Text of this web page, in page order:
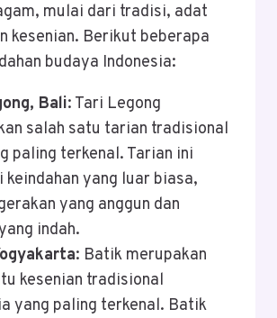
mulai dari tradisi, adat
kesenian. Berikut beberapa
budaya Indonesia:
Bali: Tari Legong
salah satu tarian tradisional
paling terkenal. Tarian ini
keindahan yang luar biasa,
yang anggun dan
indah.
: Batik merupakan
kesenian tradisional
yang paling terkenal. Batik